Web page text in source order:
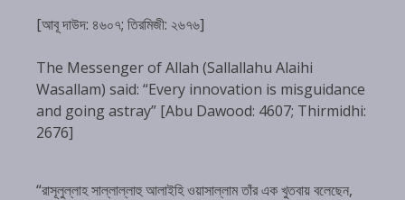
[আবূ দাউদ: ৪৬০৭; তিরমিজী: ২৬৭৬]
The Messenger of Allah (Sallallahu Alaihi
Wasallam) said: “Every innovation is misguidance
and going astray” [Abu Dawood: 4607; Thirmidhi:
2676]
“রাসূলুল্লাহ সাল্লাল্লাহু আলাইহি ওয়াসাল্লাম তাঁর এক খুতবায় বলেছেন,